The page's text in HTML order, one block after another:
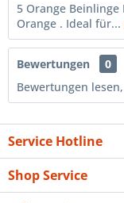
5 Orange
Orange . Ideal für...
Bewertungen
0
Bewertungen
Service Hotline
Shop Service